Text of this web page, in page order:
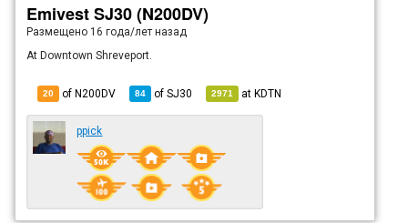
Emivest SJ30 (N200DV)
Размещено 16 года/лет назад
At Downtown Shreveport.
20 of N200DV 84 ofSJ30 2971 atKDTN
ppick